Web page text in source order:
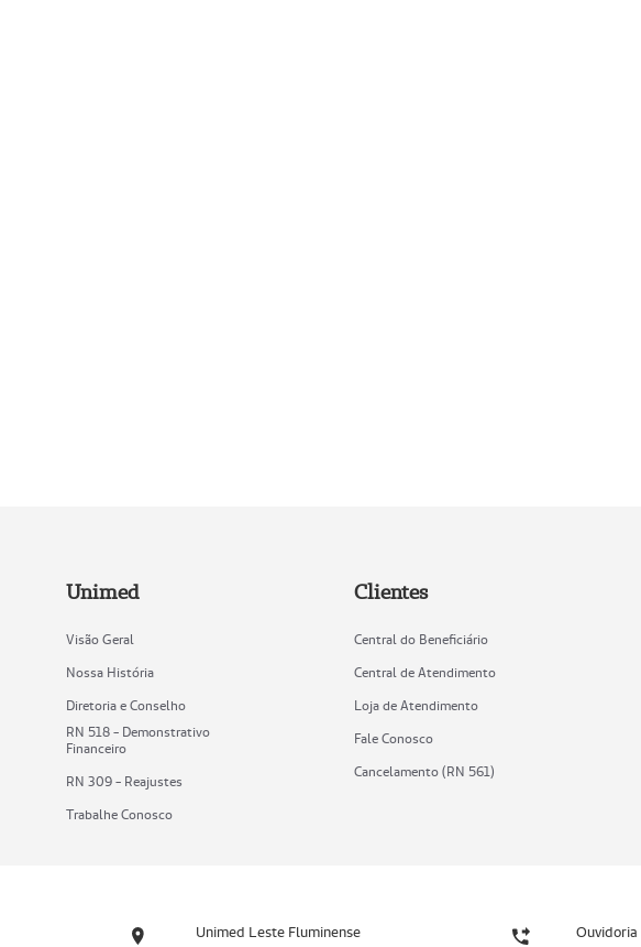
Unimed
Visão Geral
Nossa História
Diretoria e Conselho
RN 518 - Demonstrativo
Financeiro
RN 309 - Reajustes
Trabalhe Conosco
Clientes
Central do Beneficiário
Central de Atendimento
Loja de Atendimento
Fale Conosco
Cancelamento (RN 561)
Unimed Leste Fluminense Ouvidoria